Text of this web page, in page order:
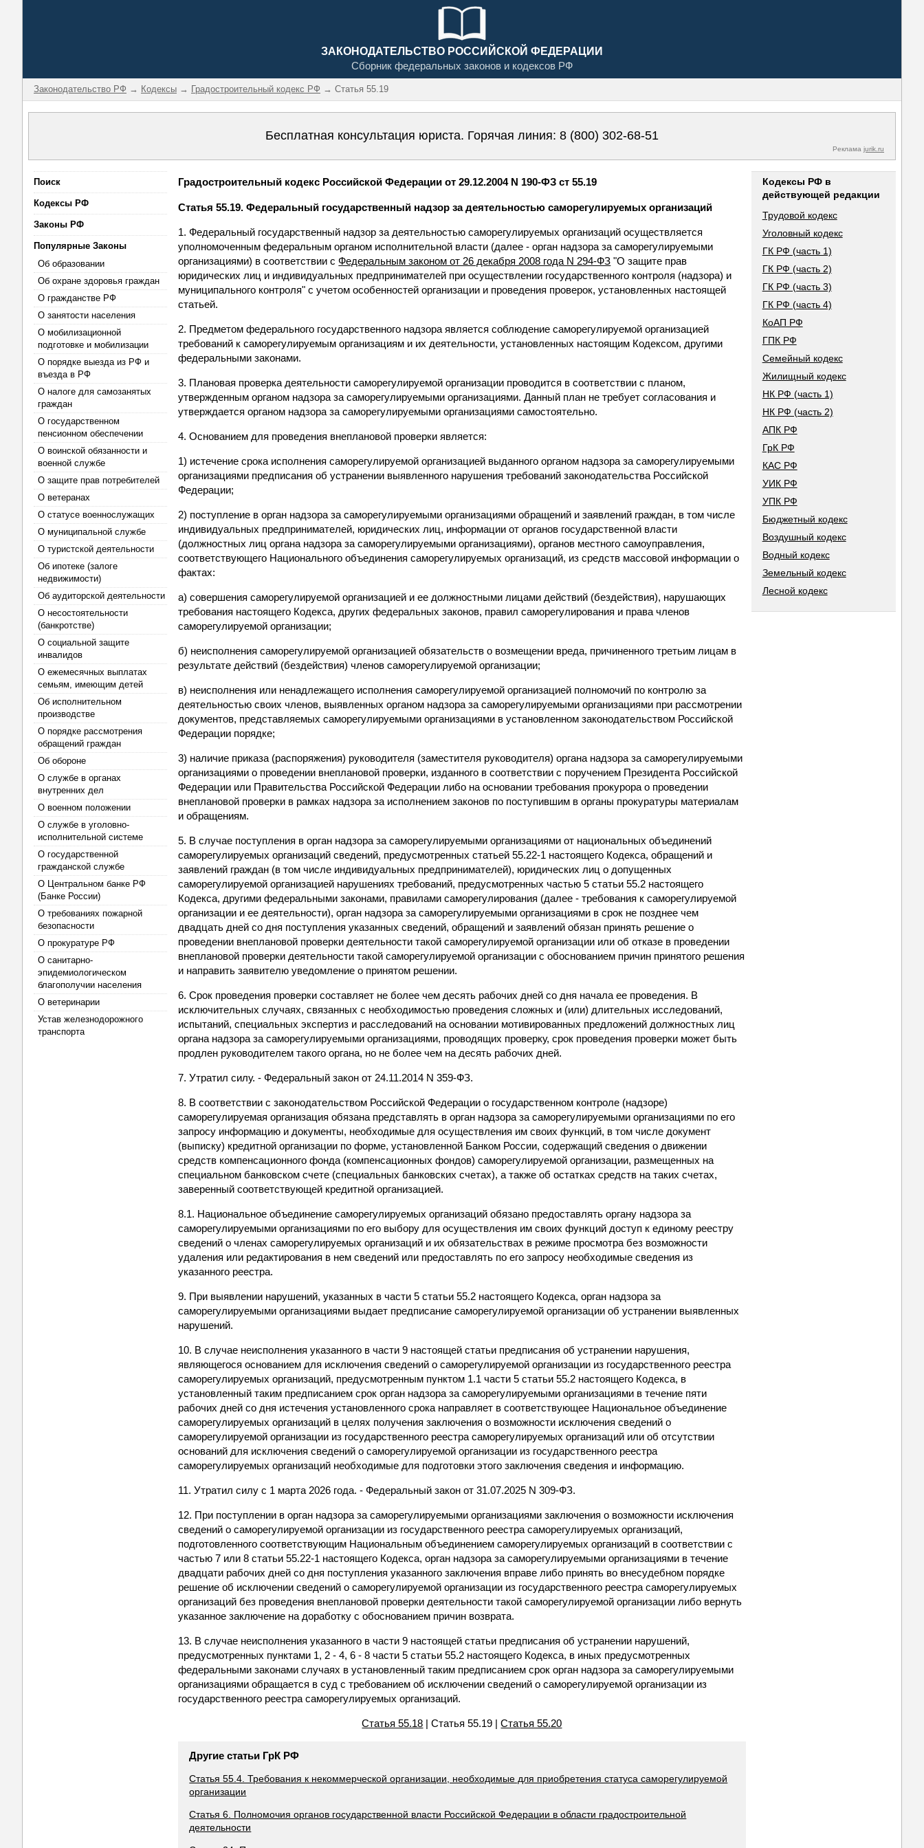
ЗАКОНОДАТЕЛЬСТВО РОССИЙСКОЙ ФЕДЕРАЦИИ
Сборник федеральных законов и кодексов РФ
Законодательство РФ → Кодексы → Градостроительный кодекс РФ → Статья 55.19
Бесплатная консультация юриста. Горячая линия: 8 (800) 302-68-51
Реклама jurik.ru
Поиск
Кодексы РФ
Законы РФ
Популярные Законы
Об образовании
Об охране здоровья граждан
О гражданстве РФ
О занятости населения
О мобилизационной
подготовке и мобилизации
О порядке выезда из РФ и
въезда в РФ
О налоге для самозанятых
граждан
О государственном
пенсионном обеспечении
О воинской обязанности и
военной службе
О защите прав потребителей
О ветеранах
О статусе военнослужащих
О муниципальной службе
О туристской деятельности
Об ипотеке (залоге
недвижимости)
Об аудиторской деятельности
О несостоятельности
(банкротстве)
О социальной защите
инвалидов
О ежемесячных выплатах
семьям, имеющим детей
Об исполнительном
производстве
О порядке рассмотрения
обращений граждан
Об обороне
О службе в органах
внутренних дел
О военном положении
О службе в уголовно-
исполнительной системе
О государственной
гражданской службе
О Центральном банке РФ
(Банке России)
О требованиях пожарной
безопасности
О прокуратуре РФ
О санитарно-
эпидемиологическом
благополучии населения
О ветеринарии
Устав железнодорожного
транспорта
Градостроительный кодекс Российской Федерации от 29.12.2004 N 190-ФЗ ст 55.19
Статья 55.19. Федеральный государственный надзор за деятельностью саморегулируемых организаций
1. Федеральный государственный надзор за деятельностью саморегулируемых организаций осуществляется
уполномоченным федеральным органом исполнительной власти (далее - орган надзора за саморегулируемыми
организациями) в соответствии сФедеральным законом от 26 декабря 2008 года N 294-ФЗ "О защите прав
юридических лиц и индивидуальных предпринимателей при осуществлении государственного контроля (надзора) и
муниципального контроля" с учетом особенностей организации и проведения проверок, установленных настоящей
статьей.
2. Предметом федерального государственного надзора является соблюдение саморегулируемой организацией
требований к саморегулируемым организациям и их деятельности, установленных настоящим Кодексом, другими
федеральными законами.
3. Плановая проверка деятельности саморегулируемой организации проводится в соответствии с планом,
утвержденным органом надзора за саморегулируемыми организациями. Данный план не требует согласования и
утверждается органом надзора за саморегулируемыми организациями самостоятельно.
4. Основанием для проведения внеплановой проверки является:
1) истечение срока исполнения саморегулируемой организацией выданного органом надзора за саморегулируемыми
организациями предписания об устранении выявленного нарушения требований законодательства Российской
Федерации;
2) поступление в орган надзора за саморегулируемыми организациями обращений и заявлений граждан, в том числе
индивидуальных предпринимателей, юридических лиц, информации от органов государственной власти
(должностных лиц органа надзора за саморегулируемыми организациями), органов местного самоуправления,
соответствующего Национального объединения саморегулируемых организаций, из средств массовой информации о
фактах:
а) совершения саморегулируемой организацией и ее должностными лицами действий (бездействия), нарушающих
требования настоящего Кодекса, других федеральных законов, правил саморегулирования и права членов
саморегулируемой организации;
б) неисполнения саморегулируемой организацией обязательств о возмещении вреда, причиненного третьим лицам в
результате действий (бездействия) членов саморегулируемой организации;
в) неисполнения или ненадлежащего исполнения саморегулируемой организацией полномочий по контролю за
деятельностью своих членов, выявленных органом надзора за саморегулируемыми организациями при рассмотрении
документов, представляемых саморегулируемыми организациями в установленном законодательством Российской
Федерации порядке;
3) наличие приказа (распоряжения) руководителя (заместителя руководителя) органа надзора за саморегулируемыми
организациями о проведении внеплановой проверки, изданного в соответствии с поручением Президента Российской
Федерации или Правительства Российской Федерации либо на основании требования прокурора о проведении
внеплановой проверки в рамках надзора за исполнением законов по поступившим в органы прокуратуры материалам
и обращениям.
5. В случае поступления в орган надзора за саморегулируемыми организациями от национальных объединений
саморегулируемых организаций сведений, предусмотренных статьей 55.22-1 настоящего Кодекса, обращений и
заявлений граждан (в том числе индивидуальных предпринимателей), юридических лиц о допущенных
саморегулируемой организацией нарушениях требований, предусмотренных частью 5 статьи 55.2 настоящего
Кодекса, другими федеральными законами, правилами саморегулирования (далее - требования к саморегулируемой
организации и ее деятельности), орган надзора за саморегулируемыми организациями в срок не позднее чем
двадцать дней со дня поступления указанных сведений, обращений и заявлений обязан принять решение о
проведении внеплановой проверки деятельности такой саморегулируемой организации или об отказе в проведении
внеплановой проверки деятельности такой саморегулируемой организации с обоснованием причин принятого решения
и направить заявителю уведомление о принятом решении.
6. Срок проведения проверки составляет не более чем десять рабочих дней со дня начала ее проведения. В
исключительных случаях, связанных с необходимостью проведения сложных и (или) длительных исследований,
испытаний, специальных экспертиз и расследований на основании мотивированных предложений должностных лиц
органа надзора за саморегулируемыми организациями, проводящих проверку, срок проведения проверки может быть
продлен руководителем такого органа, но не более чем на десять рабочих дней.
7. Утратил силу. - Федеральный закон от 24.11.2014 N 359-ФЗ.
8. В соответствии с законодательством Российской Федерации о государственном контроле (надзоре)
саморегулируемая организация обязана представлять в орган надзора за саморегулируемыми организациями по его
запросу информацию и документы, необходимые для осуществления им своих функций, в том числе документ
(выписку) кредитной организации по форме, установленной Банком России, содержащий сведения о движении
средств компенсационного фонда (компенсационных фондов) саморегулируемой организации, размещенных на
специальном банковском счете (специальных банковских счетах), а также об остатках средств на таких счетах,
заверенный соответствующей кредитной организацией.
8.1. Национальное объединение саморегулируемых организаций обязано предоставлять органу надзора за
саморегулируемыми организациями по его выбору для осуществления им своих функций доступ к единому реестру
сведений о членах саморегулируемых организаций и их обязательствах в режиме просмотра без возможности
удаления или редактирования в нем сведений или предоставлять по его запросу необходимые сведения из
указанного реестра.
9. При выявлении нарушений, указанных в части 5 статьи 55.2 настоящего Кодекса, орган надзора за
саморегулируемыми организациями выдает предписание саморегулируемой организации об устранении выявленных
нарушений.
10. В случае неисполнения указанного в части 9 настоящей статьи предписания об устранении нарушения,
являющегося основанием для исключения сведений о саморегулируемой организации из государственного реестра
саморегулируемых организаций, предусмотренным пунктом 1.1 части 5 статьи 55.2 настоящего Кодекса, в
установленный таким предписанием срок орган надзора за саморегулируемыми организациями в течение пяти
рабочих дней со дня истечения установленного срока направляет в соответствующее Национальное объединение
саморегулируемых организаций в целях получения заключения о возможности исключения сведений о
саморегулируемой организации из государственного реестра саморегулируемых организаций или об отсутствии
оснований для исключения сведений о саморегулируемой организации из государственного реестра
саморегулируемых организаций необходимые для подготовки этого заключения сведения и информацию.
11. Утратил силу с 1 марта 2026 года. - Федеральный закон от 31.07.2025 N 309-ФЗ.
12. При поступлении в орган надзора за саморегулируемыми организациями заключения о возможности исключения
сведений о саморегулируемой организации из государственного реестра саморегулируемых организаций,
подготовленного соответствующим Национальным объединением саморегулируемых организаций в соответствии с
частью 7 или 8 статьи 55.22-1 настоящего Кодекса, орган надзора за саморегулируемыми организациями в течение
двадцати рабочих дней со дня поступления указанного заключения вправе либо принять во внесудебном порядке
решение об исключении сведений о саморегулируемой организации из государственного реестра саморегулируемых
организаций без проведения внеплановой проверки деятельности такой саморегулируемой организации либо вернуть
указанное заключение на доработку с обоснованием причин возврата.
13. В случае неисполнения указанного в части 9 настоящей статьи предписания об устранении нарушений,
предусмотренных пунктами 1, 2 - 4, 6 - 8 части 5 статьи 55.2 настоящего Кодекса, в иных предусмотренных
федеральными законами случаях в установленный таким предписанием срок орган надзора за саморегулируемыми
организациями обращается в суд с требованием об исключении сведений о саморегулируемой организации из
государственного реестра саморегулируемых организаций.
Статья 55.18 | Статья 55.19 |Статья 55.20
Другие статьи ГрК РФ
Статья 55.4. Требования к некоммерческой организации, необходимые для приобретения статуса саморегулируемой
организации
Статья 6. Полномочия органов государственной власти Российской Федерации в области градостроительной
деятельности
Кодексы РФ в
действующей редакции
Трудовой кодекс
Уголовный кодекс
ГК РФ (часть 1)
ГК РФ (часть 2)
ГК РФ (часть 3)
ГК РФ (часть 4)
КоАП РФ
ГПК РФ
Семейный кодекс
Жилищный кодекс
НК РФ (часть 1)
НК РФ (часть 2)
АПК РФ
ГрК РФ
КАС РФ
УИК РФ
УПК РФ
Бюджетный кодекс
Воздушный кодекс
Водный кодекс
Земельный кодекс
Лесной кодекс